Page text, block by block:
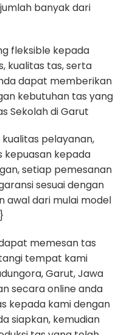
banyak dari
fleksible kepada
kualitas tas, serta
dapat memberikan
kebutuhan tas yang
Sekolah di Garut
pelayanan,
kepuasan kepada
setiap pemesanan
sesuai dengan
awal dari mulai model
memesan tas
tempat kami
Garut, Jawa
secara online anda
kepada kami dengan
siapkan, kemudian